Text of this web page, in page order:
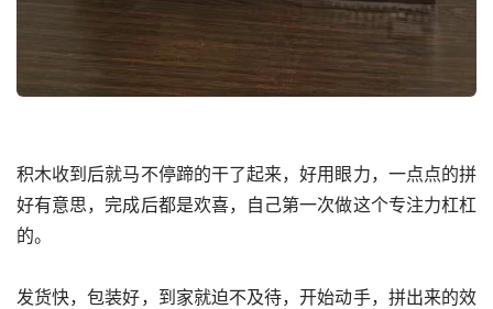
积木收到后就马不停蹄的干了起来，好用眼力，一点点的拼
好有意思，完成后都是欢喜，自己第一次做这个专注力杠杠
的。
发货快，包装好，到家就迫不及待，开始动手，拼出来的效